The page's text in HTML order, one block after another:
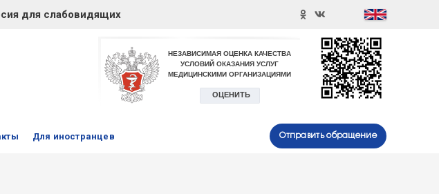
для слабовидящих
Для иностранцев Отправить обращение